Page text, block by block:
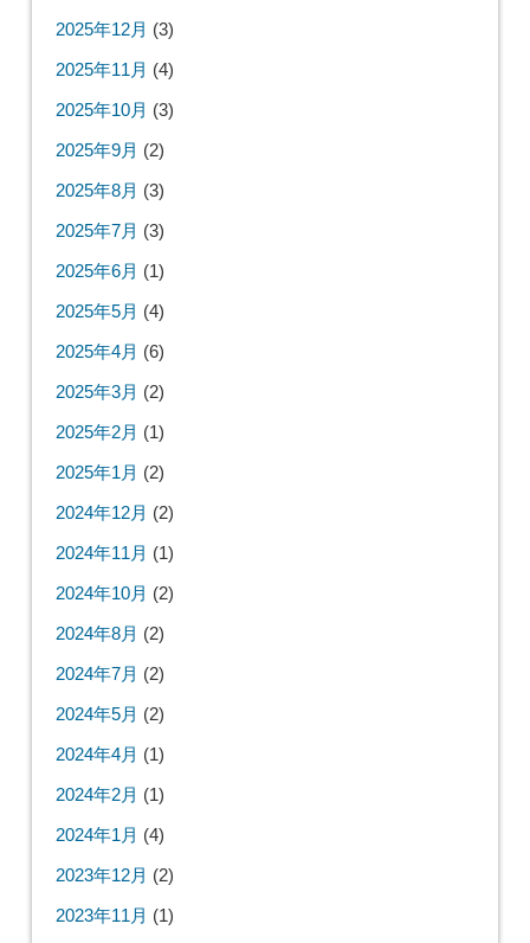
2025年12月 (3)
2025年11月 (4)
2025年10月 (3)
2025年9月 (2)
2025年8月 (3)
2025年7月 (3)
2025年6月 (1)
2025年5月 (4)
2025年4月 (6)
2025年3月 (2)
2025年2月 (1)
2025年1月 (2)
2024年12月 (2)
2024年11月 (1)
2024年10月 (2)
2024年8月 (2)
2024年7月 (2)
2024年5月 (2)
2024年4月 (1)
2024年2月 (1)
2024年1月 (4)
2023年12月 (2)
2023年11月 (1)